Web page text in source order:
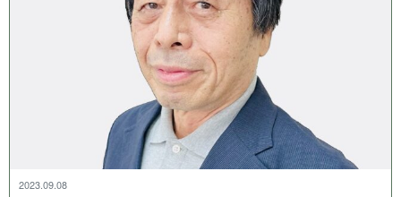
2023.09.08